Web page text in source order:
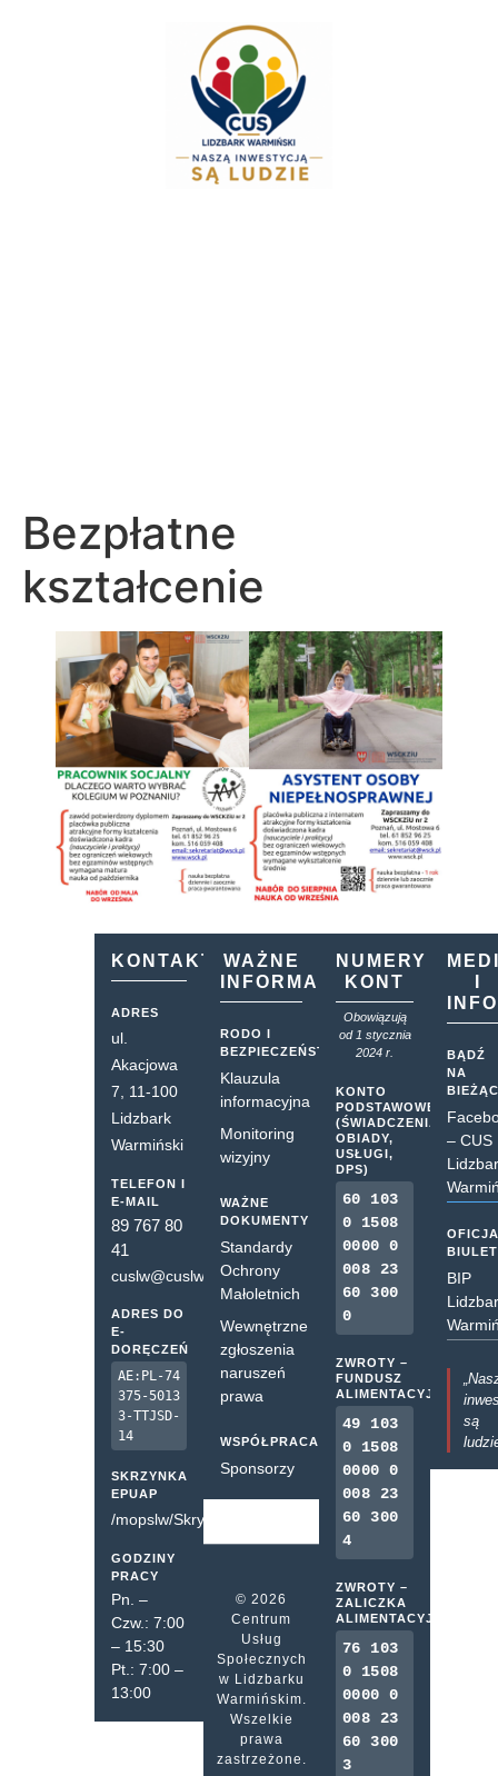
Bezpłatne
kształcenie
KONTAKT
ADRES
ul.
Akacjowa
7, 11-100
Lidzbark
Warmiński
TELEFON I
E-MAIL
89 767 80
41
cuslw@cuslw.pl
ADRES DO
E-
DORĘCZEŃ
AE:PL-74
375-5013
3-TTJSD-
14
SKRZYNKA
EPUAP
/mopslw/SkrytkaESP
GODZINY
PRACY
Pn. –
Czw.: 7:00
– 15:30
Pt.: 7:00 –
13:00
WAŻNE
INFORMACJE
RODO I
BEZPIECZEŃSTWO
Klauzula
informacyjna
Monitoring
wizyjny
WAŻNE
DOKUMENTY
Standardy
Ochrony
Małoletnich
Wewnętrzne
zgłoszenia
naruszeń
prawa
WSPÓŁPRACA
Sponsorzy
© 2026
Centrum
Usług
Społecznych
w Lidzbarku
Warmińskim.
Wszelkie
prawa
zastrzeżone.
NUMERY
KONT
Obowiązują
od 1 stycznia
2024 r.
KONTO
PODSTAWOWE
(ŚWIADCZENIA,
OBIADY,
USŁUGI,
DPS)
60 103
0 1508
0000 0
008 23
60 300
0
ZWROTY –
FUNDUSZ
ALIMENTACYJNY
49 103
0 1508
0000 0
008 23
60 300
4
ZWROTY –
ZALICZKA
ALIMENTACYJNA
76 103
0 1508
0000 0
008 23
60 300
3
BĄDŹ
NA
– CUS
BIP
są